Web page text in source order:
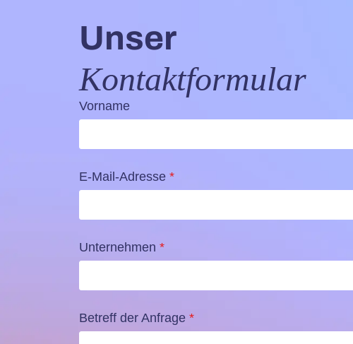
Unser
Kontaktformular
Vorname
E-Mail-Adresse *
Unternehmen *
Betreff der Anfrage *